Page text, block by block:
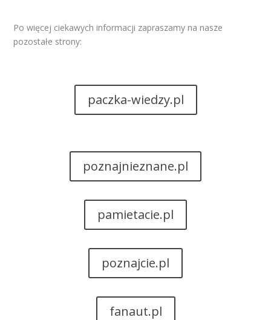
Po więcej ciekawych informacji zapraszamy na nasze
pozostałe strony:
paczka-wiedzy.pl
poznajnieznane.pl
pamietacie.pl
poznajcie.pl
fanaut.pl